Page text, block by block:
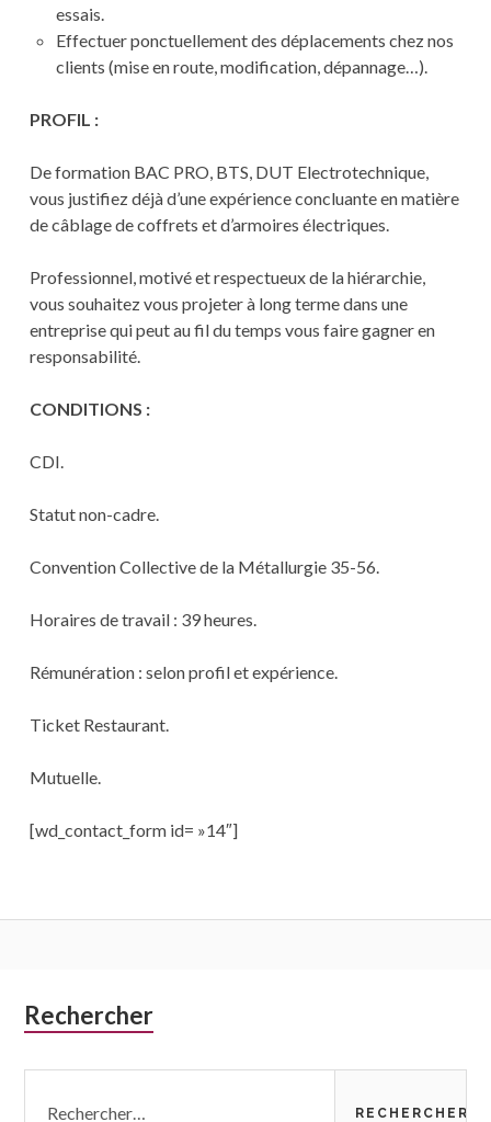
essais.
Effectuer ponctuellement des déplacements chez nos
clients (mise en route, modification, dépannage…).
PROFIL :
De formation BAC PRO, BTS, DUT Electrotechnique,
vous justifiez déjà d’une expérience concluante en matière
de câblage de coffrets et d’armoires électriques.
Professionnel, motivé et respectueux de la hiérarchie,
vous souhaitez vous projeter à long terme dans une
entreprise qui peut au fil du temps vous faire gagner en
responsabilité.
CONDITIONS :
CDI.
Statut non-cadre.
Convention Collective de la Métallurgie 35-56.
Horaires de travail : 39 heures.
Rémunération : selon profil et expérience.
Ticket Restaurant.
Mutuelle.
[wd_contact_form id= »14″]
Colonne
subsidiaire
Rechercher